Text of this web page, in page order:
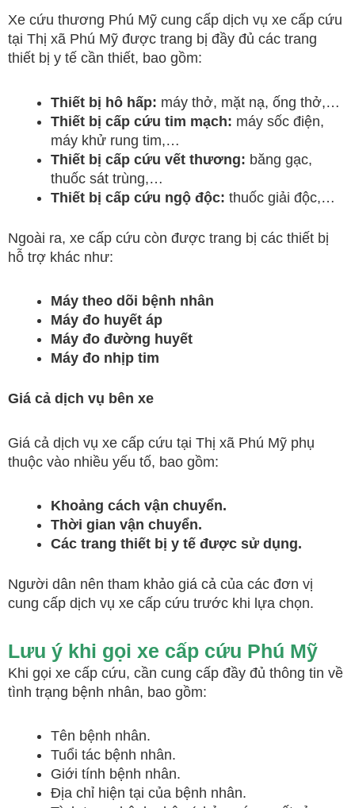
Xe cứu thương Phú Mỹ cung cấp dịch vụ xe cấp cứu
tại Thị xã Phú Mỹ được trang bị đầy đủ các trang
thiết bị y tế cần thiết, bao gồm:
Thiết bị hô hấp: máy thở, mặt nạ, ống thở,…
Thiết bị cấp cứu tim mạch: máy sốc điện,
máy khử rung tim,…
Thiết bị cấp cứu vết thương: băng gạc,
thuốc sát trùng,…
Thiết bị cấp cứu ngộ độc: thuốc giải độc,…
Ngoài ra, xe cấp cứu còn được trang bị các thiết bị
hỗ trợ khác như:
Máy theo dõi bệnh nhân
Máy đo huyết áp
Máy đo đường huyết
Máy đo nhịp tim
Giá cả dịch vụ bên xe
Giá cả dịch vụ xe cấp cứu tại Thị xã Phú Mỹ phụ
thuộc vào nhiều yếu tố, bao gồm:
Khoảng cách vận chuyển.
Thời gian vận chuyển.
Các trang thiết bị y tế được sử dụng.
Người dân nên tham khảo giá cả của các đơn vị
cung cấp dịch vụ xe cấp cứu trước khi lựa chọn.
Lưu ý khi gọi xe cấp cứu Phú Mỹ
Khi gọi xe cấp cứu, cần cung cấp đầy đủ thông tin về
tình trạng bệnh nhân, bao gồm:
Tên bệnh nhân.
Tuổi tác bệnh nhân.
Giới tính bệnh nhân.
Địa chỉ hiện tại của bệnh nhân.